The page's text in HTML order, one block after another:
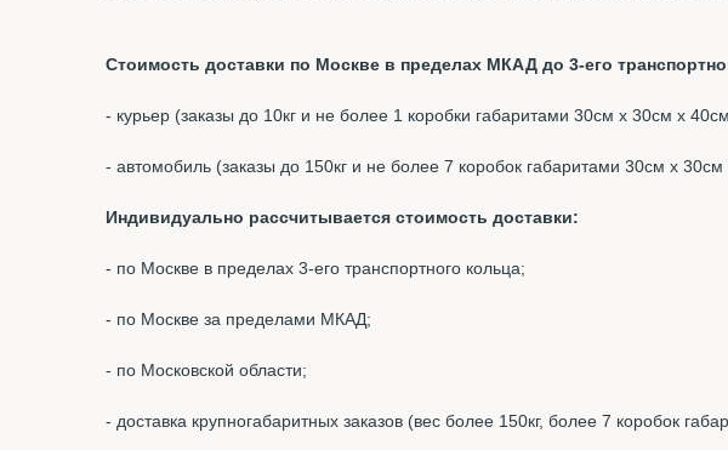
Стоимость доставки по Москве в пределах МКАД до 3-его
- курьер (заказы до 10кг и не более 1 коробки габаритами 30см х 30см х
- автомобиль (заказы до 150кг и не более 7 коробок габаритами 30см х
Индивидуально рассчитывается стоимость доставки:
- по Москве в пределах 3-его транспортного кольца;
- по Москве за пределами МКАД;
- по Московской области;
- доставка крупногабаритных заказов (вес более 150кг, более 7 коробок